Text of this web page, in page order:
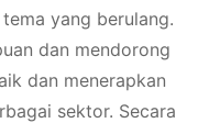
yang berulang.
dan mendorong
dan menerapkan
sektor. Secara